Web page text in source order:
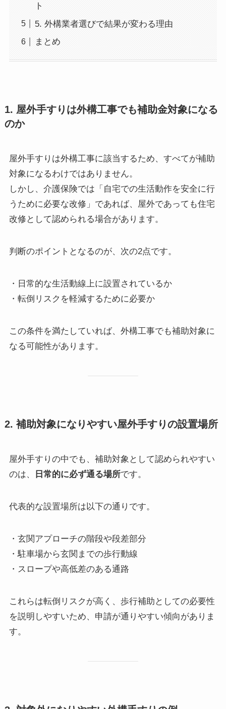
ト
5. 外構業者選びで結果が変わる理由
まとめ
1. 屋外手すりは外構工事でも補助金対象になる
のか
屋外手すりは外構工事に該当するため、すべてが補助
対象になるわけではありません。
しかし、介護保険では「自宅での生活動作を安全に行
うために必要な改修」であれば、屋外であっても住宅
改修として認められる場合があります。
判断のポイントとなるのが、次の2点です。
・日常的な生活動線上に設置されているか
・転倒リスクを軽減するために必要か
この条件を満たしていれば、外構工事でも補助対象に
なる可能性があります。
2. 補助対象になりやすい屋外手すりの設置場所
屋外手すりの中でも、補助対象として認められやすい
のは、
日常的に必ず通る場所です。
代表的な設置場所は以下の通りです。
・玄関アプローチの階段や段差部分
・駐車場から玄関までの歩行動線
・スロープや高低差のある通路
これらは転倒リスクが高く、歩行補助としての必要性
を説明しやすいため、申請が通りやすい傾向がありま
す。